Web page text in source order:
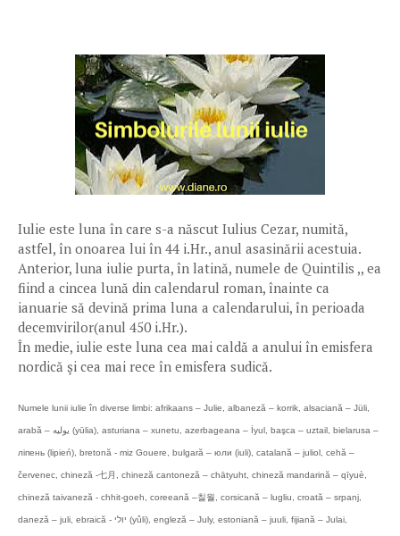
Iulie este luna în care s-a născut Iulius Cezar, numită,
astfel, în onoarea lui în 44 i.Hr., anul asasinării acestuia.
Anterior, luna iulie purta, în latină, numele de Quintilis ,, ea
fiind a cincea lună din calendarul roman, înainte ca
ianuarie să devină prima luna a calendarului, în perioada
decemvirilor(anul 450 i.Hr.).
În medie, iulie este luna cea mai caldă a anului în emisfera
nordică şi cea mai rece în emisfera sudică.
Numele lunii iulie în diverse limbi: afrikaans – Julie, albaneză – korrik, alsaciană – Jüli,
arabă – يوليه (yūlia), asturiana – xunetu, azerbageana – İyul, başca – uztail, bielarusa –
ліпень (lipień), bretonă - miz Gouere, bulgară – юли (iuli), catalană – juliol, cehă –
červenec, chineză -七月, chineză cantoneză – chātyuht, chineză mandarină – qīyuè,
chineză taivaneză - chhit-goeh, coreeană –칠월, corsicană – lugliu, croată – srpanj,
daneză – juli, ebraică - יולי (yûli), engleză – July, estoniană – juuli, fijiană – Julai,